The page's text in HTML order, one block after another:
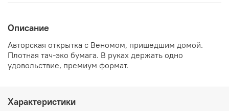
Описание
Авторская открытка с Веномом, пришедшим домой.
Плотная тач-эко бумага. В руках держать одно
удовольствие, премиум формат.
Характеристики